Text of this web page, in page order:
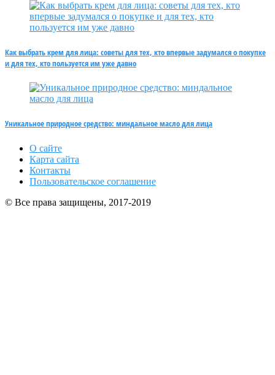
Как выбрать крем для лица: советы для тех, кто впервые задумался о покупке
и для тех, кто пользуется им уже давно
Уникальное природное средство: миндальное масло для лица
О сайте
Карта сайта
Контакты
Пользовательское соглашение
© Все права защищены, 2017-2019